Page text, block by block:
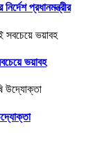
প্রধানমন্ত্রীর
ভয়াবহ